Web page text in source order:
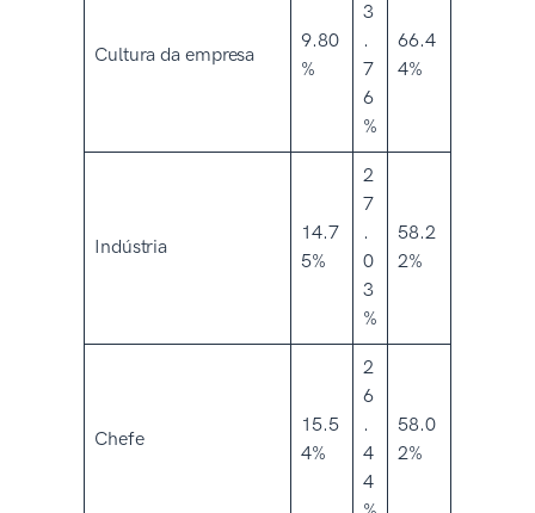
Cultura da empresa
9.80
%
3
.
7
6
%
66.4
4%
Indústria
14.7
5%
2
7
.
0
3
%
58.2
2%
Chefe
15.5
4%
2
6
.
4
4
58.0
2%